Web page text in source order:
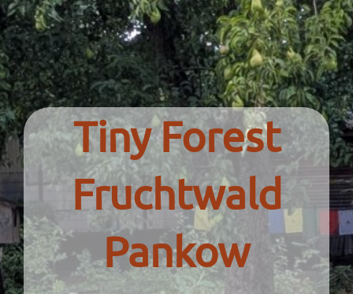
Tiny Forest
Fruchtwald
Pankow